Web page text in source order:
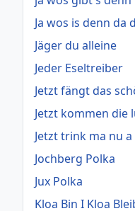
Ja wos is denn da
Jäger du alleine
Jeder Eseltreiber
Jetzt fängt das
Jetzt kommen die
Jetzt trink ma nu
Jochberg Polka
Jux Polka
Kloa Bin I Kloa